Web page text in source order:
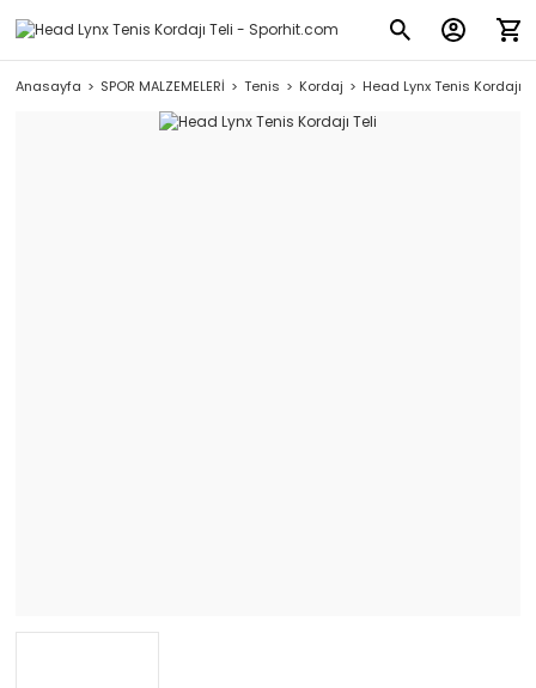
Anasayfa SPOR MALZEMELERİ Tenis Kordaj Head Lynx Tenis Kordajı